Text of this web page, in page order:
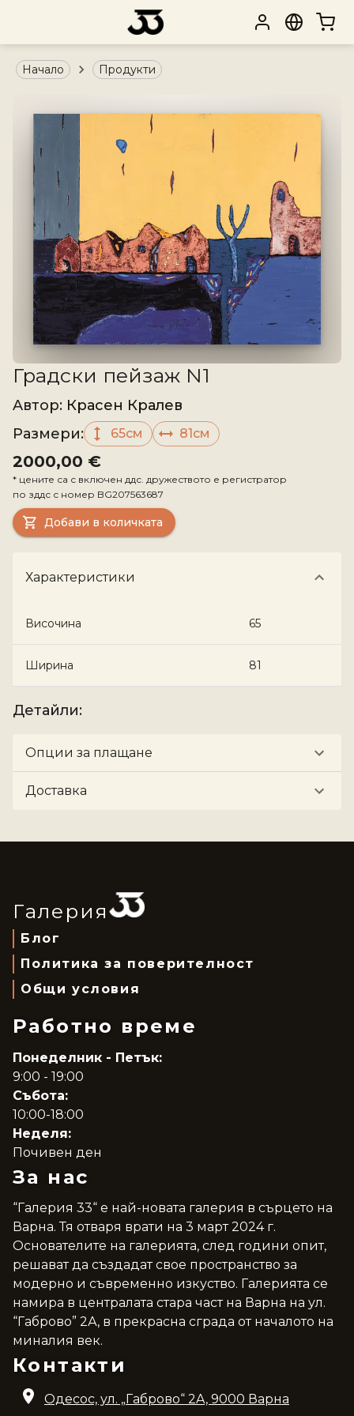
Начало Продукти
Градски пейзаж N1
Aвтор: Красен Кралев
Размери: 65см 81см
2000,00 €
* цените са с включен ддс. дружеството е регистратор
по зддс с номер BG207563687
Добави в количката
Характеристики
Височина 65
Ширина 81
Детайли:
Опции за плащане
Доставка
Галерия
Блог
Политика за поверителност
Общи условия
Работно време
Понеделник - Петък:
9:00 - 19:00
Събота:
10:00-18:00
Неделя:
Почивен ден
За нас
“Галерия 33“ е най-новата галерия в сърцето на
Варна. Тя отваря врати на 3 март 2024 г.
Основателите на галерията, след години опит,
решават да създадат свое пространство за
модерно и съвременно изкуство. Галерията се
намира в централата стара част на Варна на ул.
“Габрово” 2А, в прекрасна сграда от началото на
миналия век.
Контакти
Одесос, ул. „Габрово“ 2A, 9000 Варна